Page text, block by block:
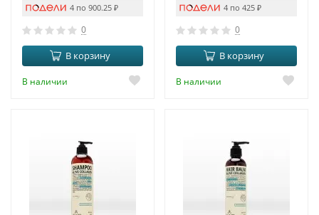
4 по 900.25 ₽
0
В корзину
В наличии
4 по 425 ₽
0
В корзину
В наличии